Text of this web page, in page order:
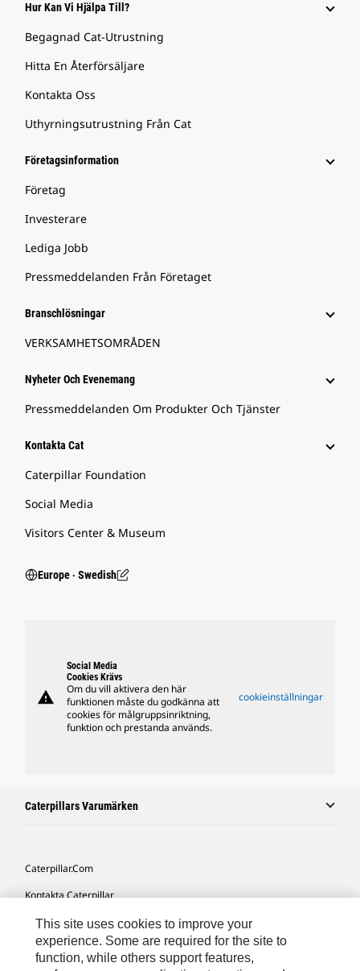
Hur Kan Vi Hjälpa Till?
Begagnad Cat-Utrustning
Hitta En Återförsäljare
Kontakta Oss
Uthyrningsutrustning Från Cat
Företagsinformation
Företag
Investerare
Lediga Jobb
Pressmeddelanden Från Företaget
Branschlösningar
VERKSAMHETSOMRÅDEN
Nyheter Och Evenemang
Pressmeddelanden Om Produkter Och Tjänster
Kontakta Cat
Caterpillar Foundation
Social Media
Visitors Center & Museum
Europe ‧ Swedish
warning
Social Media
Cookies Krävs
Om du vill aktivera den här
funktionen måste du godkänna att
cookies för målgruppsinriktning,
funktion och prestanda används.
cookieinställningar
Caterpillars Varumärken
Caterpillar.com
Kontakta Caterpillar
Mina Marknadsföringspreferenser
Platskarta
This site uses cookies to improve your
experience. Some are required for the site to
function, while others support features,